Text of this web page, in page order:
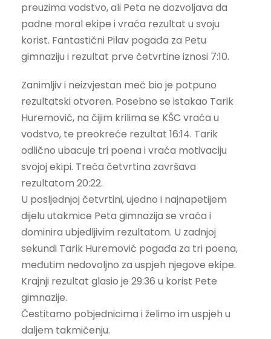
preuzima vodstvo, ali Peta ne dozvoljava da
padne moral ekipe i vraća rezultat u svoju
korist. Fantastični Pilav pogađa za Petu
gimnaziju i rezultat prve četvrtine iznosi 7:10.
Zanimljiv i neizvjestan meč bio je potpuno
rezultatski otvoren. Posebno se istakao Tarik
Huremović, na čijim krilima se KŠC vraća u
vodstvo, te preokreće rezultat 16:14. Tarik
odlično ubacuje tri poena i vraća motivaciju
svojoj ekipi. Treća četvrtina završava
rezultatom 20:22.
U posljednjoj četvrtini, ujedno i najnapetijem
dijelu utakmice Peta gimnazija se vraća i
dominira ubjedljivim rezultatom. U zadnjoj
sekundi Tarik Huremović pogađa za tri poena,
međutim nedovoljno za uspjeh njegove ekipe.
Krajnji rezultat glasio je 29:36 u korist Pete
gimnazije.
Čestitamo pobjednicima i želimo im uspjeh u
daljem takmičenju.